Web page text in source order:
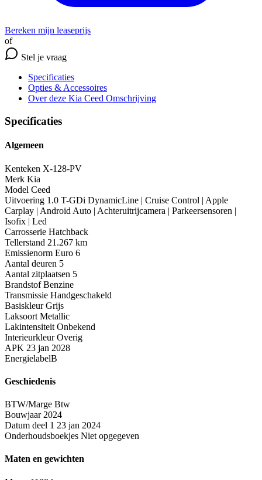
Bereken mijn leaseprijs
of
Stel je vraag
Specificaties
Opties & Accessoires
Over deze Kia Ceed Omschrijving
Specificaties
Algemeen
Kenteken X-128-PV
Merk Kia
Model Ceed
Uitvoering 1.0 T-GDi DynamicLine | Cruise Control | Apple
Carplay | Android Auto | Achteruitrijcamera | Parkeersensoren |
Isofix | Led
Carrosserie Hatchback
Tellerstand 21.267 km
Emissienorm Euro 6
Aantal deuren 5
Aantal zitplaatsen 5
Brandstof Benzine
Transmissie Handgeschakeld
Basiskleur Grijs
Laksoort Metallic
Lakintensiteit Onbekend
Interieurkleur Overig
APK 23 jan 2028
EnergielabelB
Geschiedenis
BTW/Marge Btw
Bouwjaar 2024
Datum deel 1 23 jan 2024
Onderhoudsboekjes Niet opgegeven
Maten en gewichten